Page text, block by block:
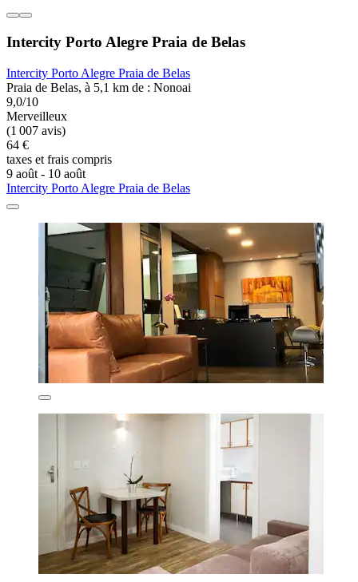
Intercity Porto Alegre Praia de Belas
Intercity Porto Alegre Praia de Belas
Praia de Belas, à 5,1 km de : Nonoai
9,0/10
Merveilleux
(1 007 avis)
64 €
taxes et frais compris
9 août - 10 août
Intercity Porto Alegre Praia de Belas